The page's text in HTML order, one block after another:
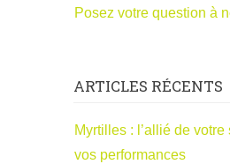
Posez votre question à
ARTICLES RÉCENTS
Myrtilles : l’allié de votre
vos performances